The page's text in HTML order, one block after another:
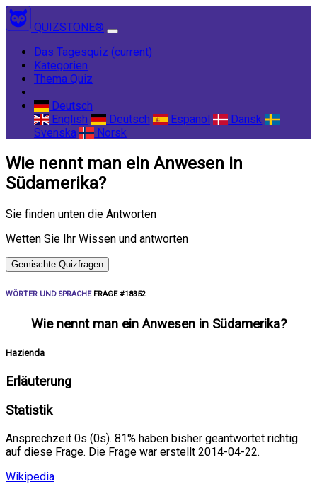
QUIZSTONE®
Das Tagesquiz (current)
Kategorien
Thema Quiz
Deutsch
English
Deutsch Espanol
Dansk
Svenska
Norsk
Wie nennt man ein Anwesen in
Südamerika?
Sie finden unten die Antworten
Wetten Sie Ihr Wissen und antworten
Gemischte Quizfragen
WÖRTER UND SPRACHEFRAGE #18352
Wie nennt man ein Anwesen in Südamerika?
Hazienda
Erläuterung
Statistik
Ansprechzeit 0s (0s). 81% haben bisher geantwortet richtig
auf diese Frage. Die Frage war erstellt 2014-04-22.
Wikipedia